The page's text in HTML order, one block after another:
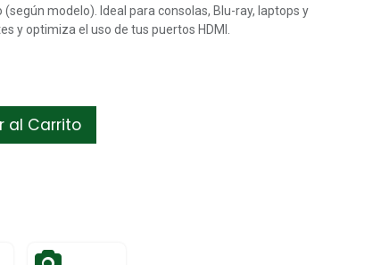
modelo). Ideal para consolas, Blu-ray, laptops y
y optimiza el uso de tus puertos HDMI.
al Carrito